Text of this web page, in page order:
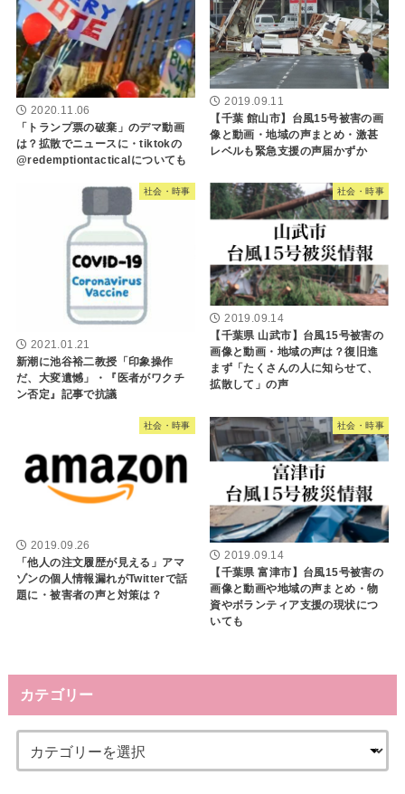
2020.11.06
「トランプ票の破棄」のデマ動画
は？拡散でニュースに・tiktokの
@redemptiontacticalについても
2019.09.11
【千葉 館山市】台風15号被害の画
像と動画・地域の声まとめ・激甚
レベルも緊急支援の声届かずか
社会・時事
2021.01.21
新潮に池谷裕二教授「印象操作
だ、大変遺憾」・『医者がワクチ
ン否定』記事で抗議
社会・時事
2019.09.14
【千葉県 山武市】台風15号被害の
画像と動画・地域の声は？復旧進
まず「たくさんの人に知らせて、
拡散して」の声
社会・時事
2019.09.26
「他人の注文履歴が見える」アマ
ゾンの個人情報漏れがTwitterで話
題に・被害者の声と対策は？
社会・時事
2019.09.14
【千葉県 富津市】台風15号被害の
画像と動画や地域の声まとめ・物
資やボランティア支援の現状につ
いても
カテゴリー